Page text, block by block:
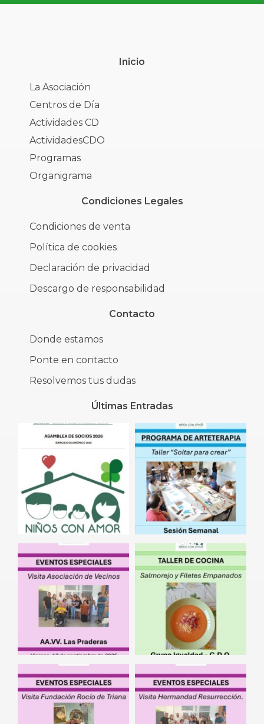
Inicio
La Asociación
Centros de Día
Actividades CD
ActividadesCDO
Programas
Organigrama
Condiciones Legales
Condiciones de venta
Política de cookies
Declaración de privacidad
Descargo de responsabilidad
Contacto
Donde estamos
Ponte en contacto
Resolvemos tus dudas
Últimas Entradas